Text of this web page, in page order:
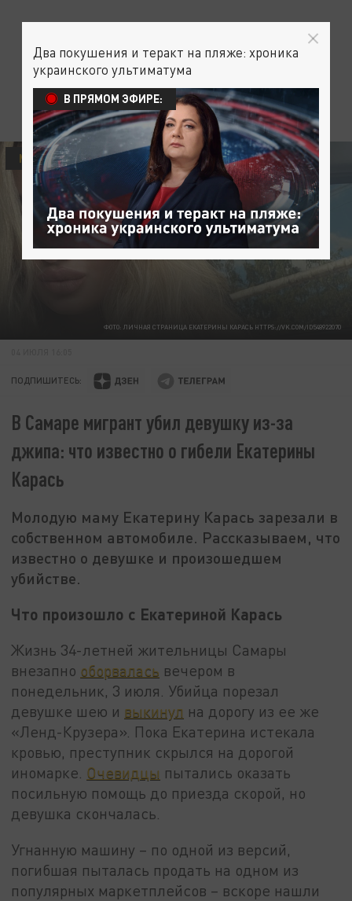
ФОТО: ЛИЧНАЯ СТРАНИЦА ЕКАТЕРИНЫ КАРАСЬ HTTPS://VK.COM/ID548922070
МИГРАНТЫ ПРОИСШЕСТВИЯ
ПОДПИШИТЕСЬ:
В Самаре мигрант убил девушку из-за
джипа: что известно о гибели Екатерины
Карась
Молодую маму Екатерину Карась зарезали в
собственном автомобиле. Рассказываем, что
известно о девушке и произошедшем
убийстве.
Что произошло с Екатериной Карась
Жизнь 34-летней жительницы Самары
внезапно оборвалась вечером в
понедельник, 3 июля. Убийца порезал
девушке шею и выкинул на дорогу из ее же
«Ленд-Крузера». Пока Екатерина истекала
кровью, преступник скрылся на дорогой
иномарке. Очевидцы пытались оказать
посильную помощь до приезда скорой, но
девушка скончалась.
Угнанную машину – по одной из версий,
погибшая пыталась продать на одном из
популярных маркетплейсов – вскоре нашли
Два покушения и теракт на пляже: хроника
украинского ультиматума
В ПРЯМОМ ЭФИРЕ: